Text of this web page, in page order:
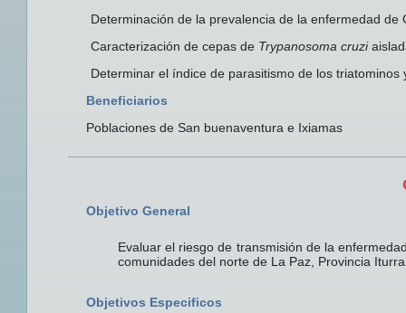
Determinación de la prevalencia de la enfermedad de
Caracterización de cepas de Trypanosoma cruzi
Determinar el índice de parasitismo de los
Beneficiarios
Poblaciones de San buenaventura e Ixiamas
Objetivo General
Evaluar el riesgo de transmisión de la
comunidades del norte de La Paz, Provincia
Objetivos Especificos